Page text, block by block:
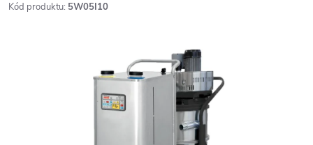
Kód produktu: 5W05I10